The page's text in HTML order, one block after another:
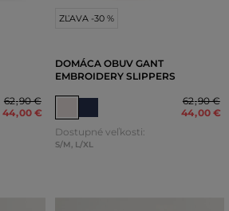
62,90 €
44,00 €
ZĽAVA -30 %
DOMÁCA OBUV GANT
EMBROIDERY SLIPPERS
62,90 €
44,00 €
Dostupné veľkosti:
S/M, L/XL